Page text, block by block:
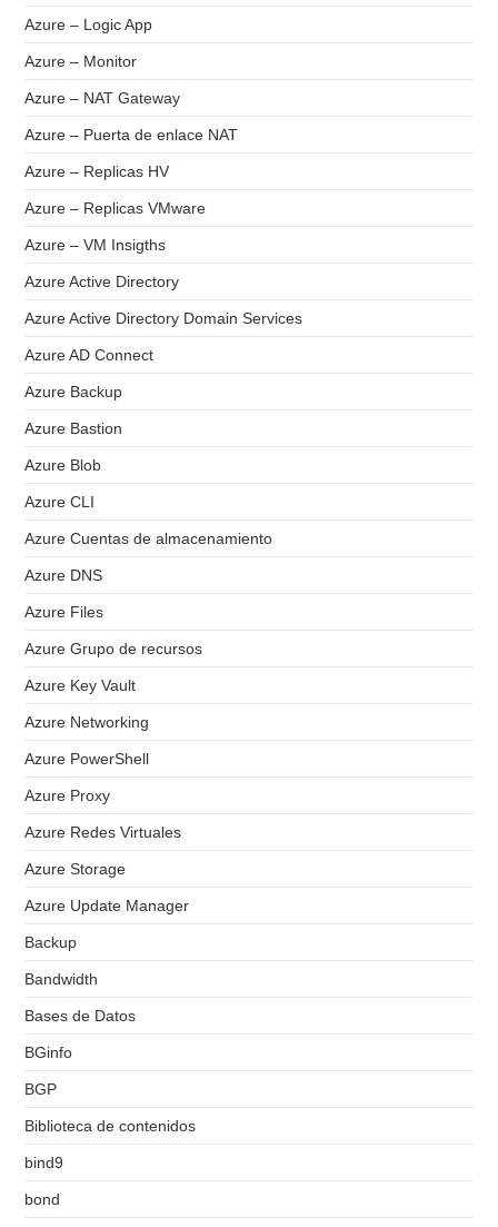
Azure – Logic App
Azure – Monitor
Azure – NAT Gateway
Azure – Puerta de enlace NAT
Azure – Replicas HV
Azure – Replicas VMware
Azure – VM Insigths
Azure Active Directory
Azure Active Directory Domain Services
Azure AD Connect
Azure Backup
Azure Bastion
Azure Blob
Azure CLI
Azure Cuentas de almacenamiento
Azure DNS
Azure Files
Azure Grupo de recursos
Azure Key Vault
Azure Networking
Azure PowerShell
Azure Proxy
Azure Redes Virtuales
Azure Storage
Azure Update Manager
Backup
Bandwidth
Bases de Datos
BGinfo
BGP
Biblioteca de contenidos
bind9
bond